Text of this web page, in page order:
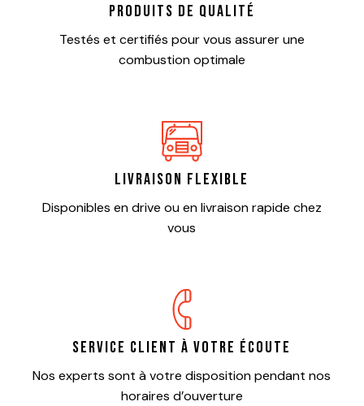
Produits de qualité
Testés et certifiés pour vous assurer une
combustion optimale
Livraison flexible
Disponibles en drive ou en livraison rapide chez
vous
Service client à votre écoute
Nos experts sont à votre disposition pendant nos
horaires d’ouverture